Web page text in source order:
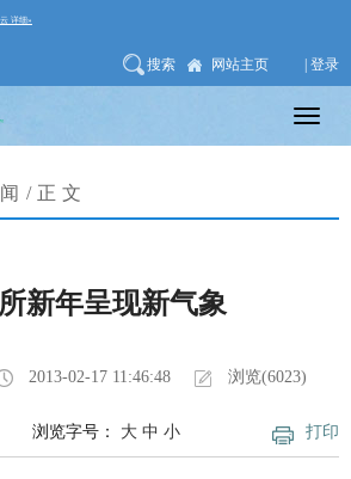
搜索 网站主页 | 登录
/正文
新年呈现新气象
2013-02-17 11:46:48
浏览(6023)
打印
浏览字号： 大 中 小